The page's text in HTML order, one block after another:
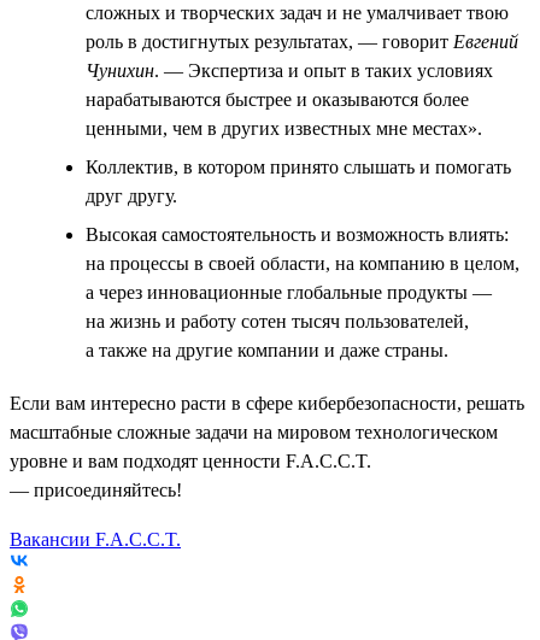
сложных и творческих задач и не умалчивает твою
роль в достигнутых результатах, — говорит Евгений
Чунихин. — Экспертиза и опыт в таких условиях
нарабатываются быстрее и оказываются более
ценными, чем в других известных мне местах».
Коллектив, в котором принято слышать и помогать
друг другу.
Высокая самостоятельность и возможность влиять:
на процессы в своей области, на компанию в целом,
а через инновационные глобальные продукты —
на жизнь и работу сотен тысяч пользователей,
а также на другие компании и даже страны.
Если вам интересно расти в сфере кибербезопасности, решать
масштабные сложные задачи на мировом технологическом
уровне и вам подходят ценности F.A.C.C.T.
— присоединяйтесь!
Вакансии F.A.C.C.T.